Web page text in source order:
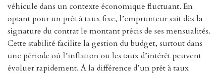
véhicule dans un contexte économique fluctuant. En
optant pour un prêt à taux fixe, l’emprunteur sait dès la
signature du contrat le montant précis de ses mensualités.
Cette stabilité facilite la gestion du budget, surtout dans
une période où l’inflation ou les taux d’intérêt peuvent
évoluer rapidement. À la différence d’un prêt à taux